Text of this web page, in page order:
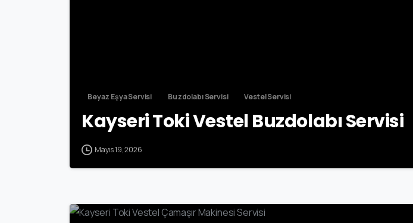
Beyaz Eşya Servisi Buzdolabı Servisi Vestel Servisi
Kayseri Toki Vestel Buzdolabı Servisi
Mayıs 19, 2026